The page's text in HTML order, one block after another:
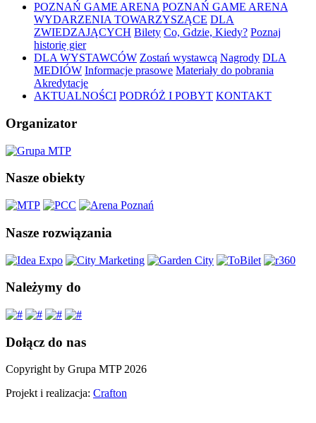
POZNAŃ GAME ARENA POZNAŃ GAME ARENA
WYDARZENIA TOWARZYSZĄCE DLA
ZWIEDZAJĄCYCH Bilety Co, Gdzie, Kiedy? Poznaj
historię gier
DLA WYSTAWCÓW Zostań wystawcą Nagrody DLA
MEDIÓW Informacje prasowe Materiały do pobrania
Akredytacje
AKTUALNOŚCI PODRÓŻ I POBYT KONTAKT
Organizator
Nasze obiekty
Nasze rozwiązania
Należymy do
Dołącz do nas
Copyright by Grupa MTP 2026
Projekt i realizacja: Crafton